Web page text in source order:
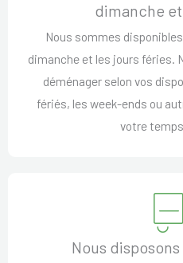
dimanche
Nous sommes
dimanche et les jours féries.
déménager selon vos
fériés, les week-ends ou
votre
Nous